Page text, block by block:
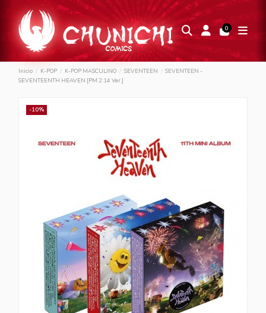
0
Inicio K-POP K-POP MASCULINO SEVENTEEN
SEVENTEEN -
SEVENTEENTH HEAVEN [PM 2:14 Ver.]
-10%